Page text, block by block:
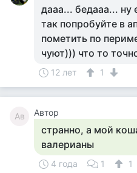
дааа... бедааа... ну
так попробуйте в
пометить по
чуют))) что то
12 лет 1
Ав Автор
странно, а мой
валерианы
4 года 1 1